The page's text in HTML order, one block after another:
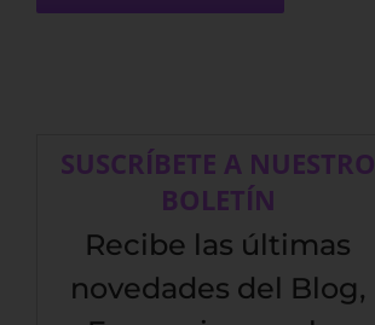
SUSCRÍBETE A NUESTRO
BOLETÍN
Recibe las últimas
novedades del Blog,